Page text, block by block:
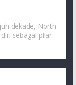
dekade, North
sebagai pilar